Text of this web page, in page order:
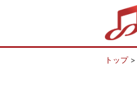
トップ>